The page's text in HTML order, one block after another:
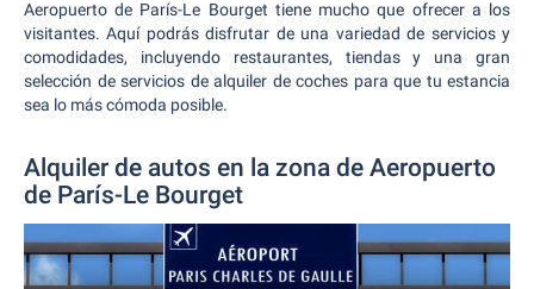
Aeropuerto de París-Le Bourget tiene mucho que ofrecer a los
visitantes. Aquí podrás disfrutar de una variedad de servicios y
comodidades, incluyendo restaurantes, tiendas y una gran
selección de servicios de alquiler de coches para que tu estancia
sea lo más cómoda posible.
Alquiler de autos en la zona de Aeropuerto
de París-Le Bourget